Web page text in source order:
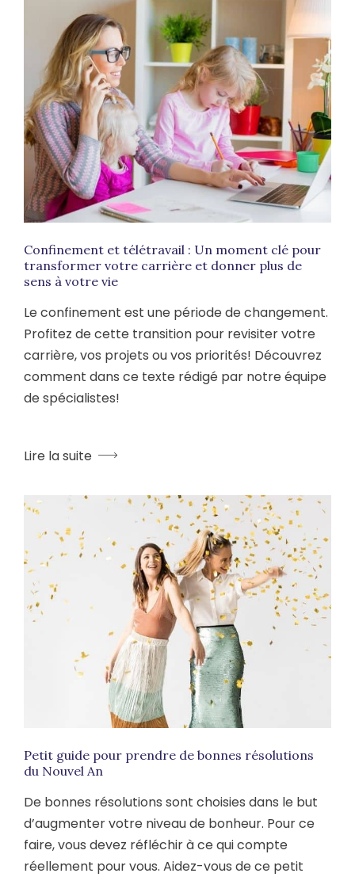
Confinement et télétravail : Un moment clé pour
transformer votre carrière et donner plus de
sens à votre vie
Le confinement est une période de changement.
Profitez de cette transition pour revisiter votre
carrière, vos projets ou vos priorités! Découvrez
comment dans ce texte rédigé par notre équipe
de spécialistes!
Lire la suite
Petit guide pour prendre de bonnes résolutions
du Nouvel An
De bonnes résolutions sont choisies dans le but
d’augmenter votre niveau de bonheur. Pour ce
faire, vous devez réfléchir à ce qui compte
réellement pour vous. Aidez-vous de ce petit